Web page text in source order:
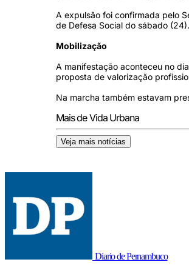
A expulsão foi confirmada pelo
de Defesa Social do sábado (24).
Mobilização
A manifestação aconteceu no
proposta de valorização
Na marcha também estavam
Mais de Vida Urbana
Veja mais notícias
Diario de Pernambuco